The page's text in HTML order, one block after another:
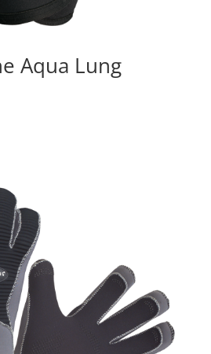
Aqua Lung